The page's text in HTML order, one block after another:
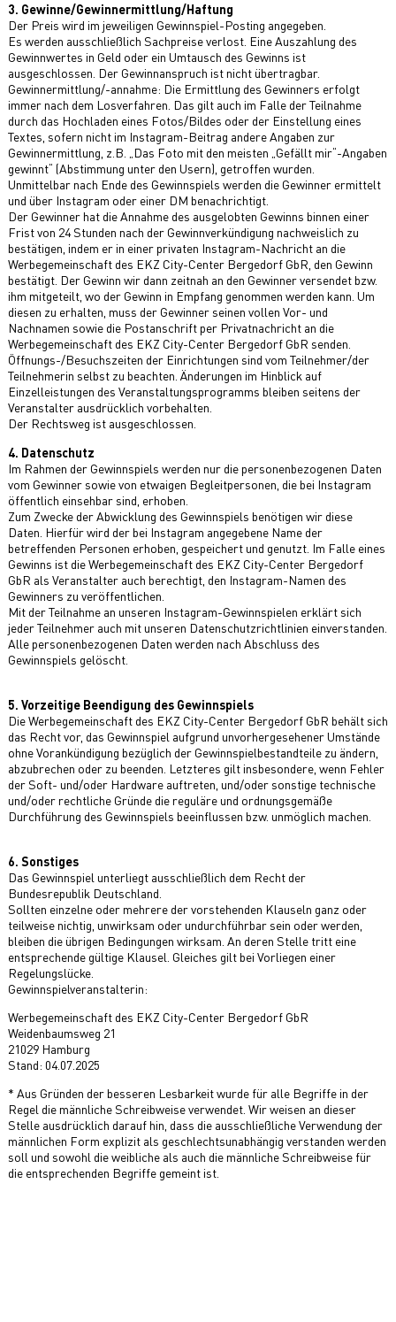
3. Gewinne/Gewinnermittlung/Haftung
Der Preis wird im jeweiligen Gewinnspiel-Posting angegeben.
Es werden ausschließlich Sachpreise verlost. Eine Auszahlung des
Gewinnwertes in Geld oder ein Umtausch des Gewinns ist
ausgeschlossen. Der Gewinnanspruch ist nicht übertragbar.
Gewinnermittlung/-annahme: Die Ermittlung des Gewinners erfolgt
immer nach dem Losverfahren. Das gilt auch im Falle der Teilnahme
durch das Hochladen eines Fotos/Bildes oder der Einstellung eines
Textes, sofern nicht im Instagram-Beitrag andere Angaben zur
Gewinnermittlung, z.B. „Das Foto mit den meisten „Gefällt mir“-Angaben
gewinnt“ (Abstimmung unter den Usern), getroffen wurden.
Unmittelbar nach Ende des Gewinnspiels werden die Gewinner ermittelt
und über Instagram oder einer DM benachrichtigt.
Der Gewinner hat die Annahme des ausgelobten Gewinns binnen einer
Frist von 24 Stunden nach der Gewinnverkündigung nachweislich zu
bestätigen, indem er in einer privaten Instagram-Nachricht an die
Werbegemeinschaft des EKZ City-Center Bergedorf GbR, den Gewinn
bestätigt. Der Gewinn wir dann zeitnah an den Gewinner versendet bzw.
ihm mitgeteilt, wo der Gewinn in Empfang genommen werden kann. Um
diesen zu erhalten, muss der Gewinner seinen vollen Vor- und
Nachnamen sowie die Postanschrift per Privatnachricht an die
Werbegemeinschaft des EKZ City-Center Bergedorf GbR senden.
Öffnungs-/Besuchszeiten der Einrichtungen sind vom Teilnehmer/der
Teilnehmerin selbst zu beachten. Änderungen im Hinblick auf
Einzelleistungen des Veranstaltungsprogramms bleiben seitens der
Veranstalter ausdrücklich vorbehalten.
Der Rechtsweg ist ausgeschlossen.
4. Datenschutz
Im Rahmen der Gewinnspiels werden nur die personenbezogenen Daten
vom Gewinner sowie von etwaigen Begleitpersonen, die bei Instagram
öffentlich einsehbar sind, erhoben.
Zum Zwecke der Abwicklung des Gewinnspiels benötigen wir diese
Daten. Hierfür wird der bei Instagram angegebene Name der
betreffenden Personen erhoben, gespeichert und genutzt. Im Falle eines
Gewinns ist die Werbegemeinschaft des EKZ City-Center Bergedorf
GbR als Veranstalter auch berechtigt, den Instagram-Namen des
Gewinners zu veröffentlichen.
Mit der Teilnahme an unseren Instagram-Gewinnspielen erklärt sich
jeder Teilnehmer auch mit unseren Datenschutzrichtlinien einverstanden.
Alle personenbezogenen Daten werden nach Abschluss des
Gewinnspiels gelöscht.
5. Vorzeitige Beendigung des Gewinnspiels
Die Werbegemeinschaft des EKZ City-Center Bergedorf GbR behält sich
das Recht vor, das Gewinnspiel aufgrund unvorhergesehener Umstände
ohne Vorankündigung bezüglich der Gewinnspielbestandteile zu ändern,
abzubrechen oder zu beenden. Letzteres gilt insbesondere, wenn Fehler
der Soft- und/oder Hardware auftreten, und/oder sonstige technische
und/oder rechtliche Gründe die reguläre und ordnungsgemäße
Durchführung des Gewinnspiels beeinflussen bzw. unmöglich machen.
6. Sonstiges
Das Gewinnspiel unterliegt ausschließlich dem Recht der
Bundesrepublik Deutschland.
Sollten einzelne oder mehrere der vorstehenden Klauseln ganz oder
teilweise nichtig, unwirksam oder undurchführbar sein oder werden,
bleiben die übrigen Bedingungen wirksam. An deren Stelle tritt eine
entsprechende gültige Klausel. Gleiches gilt bei Vorliegen einer
Regelungslücke.
Gewinnspielveranstalterin:
Werbegemeinschaft des EKZ City-Center Bergedorf GbR
Weidenbaumsweg 21
21029 Hamburg
Stand: 04.07.2025
* Aus Gründen der besseren Lesbarkeit wurde für alle Begriffe in der
Regel die männliche Schreibweise verwendet. Wir weisen an dieser
Stelle ausdrücklich darauf hin, dass die ausschließliche Verwendung der
männlichen Form explizit als geschlechtsunabhängig verstanden werden
soll und sowohl die weibliche als auch die männliche Schreibweise für
die entsprechenden Begriffe gemeint ist.